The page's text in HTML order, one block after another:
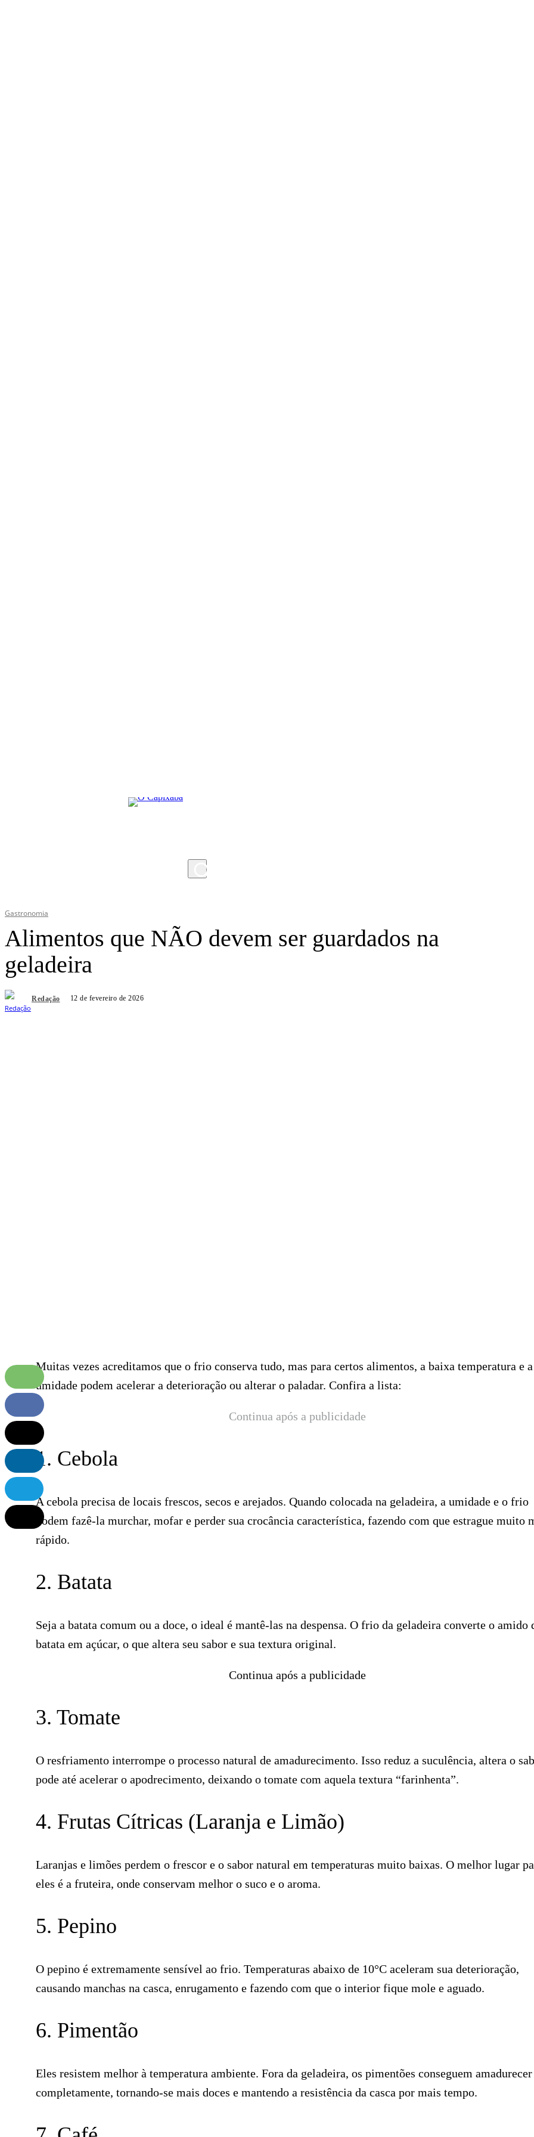
Gastronomia
Alimentos que NÃO devem ser guardados na
geladeira
Redação 12 de fevereiro de 2026
Muitas vezes acreditamos que o frio conserva tudo, mas para certos alimentos, a baixa temperatura e a
umidade podem acelerar a deterioração ou alterar o paladar. Confira a lista:
Continua após a publicidade
1. Cebola
A cebola precisa de locais frescos, secos e arejados. Quando colocada na geladeira, a umidade e o frio
podem fazê-la murchar, mofar e perder sua crocância característica, fazendo com que estrague muito
rápido.
2. Batata
Seja a batata comum ou a doce, o ideal é mantê-las na despensa. O frio da geladeira converte o amido
batata em açúcar, o que altera seu sabor e sua textura original.
Continua após a publicidade
3. Tomate
O resfriamento interrompe o processo natural de amadurecimento. Isso reduz a suculência, altera o
pode até acelerar o apodrecimento, deixando o tomate com aquela textura “farinhenta”.
4. Frutas Cítricas (Laranja e Limão)
Laranjas e limões perdem o frescor e o sabor natural em temperaturas muito baixas. O melhor lugar
eles é a fruteira, onde conservam melhor o suco e o aroma.
5. Pepino
O pepino é extremamente sensível ao frio. Temperaturas abaixo de 10°C aceleram sua deterioração,
causando manchas na casca, enrugamento e fazendo com que o interior fique mole e aguado.
6. Pimentão
Eles resistem melhor à temperatura ambiente. Fora da geladeira, os pimentões conseguem amadurecer
completamente, tornando-se mais doces e mantendo a resistência da casca por mais tempo.